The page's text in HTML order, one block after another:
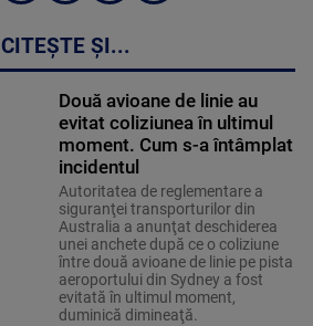
CITEȘTE ȘI...
Două avioane de linie au
evitat coliziunea în ultimul
moment. Cum s-a întâmplat
incidentul
Autoritatea de reglementare a
siguranţei transporturilor din
Australia a anunţat deschiderea
unei anchete după ce o coliziune
între două avioane de linie pe pista
aeroportului din Sydney a fost
evitată în ultimul moment,
duminică dimineaţă.